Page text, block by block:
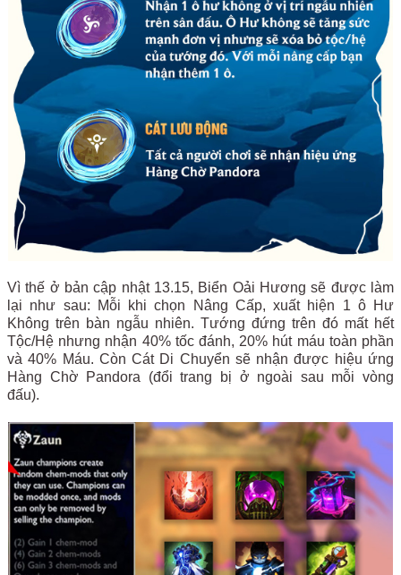
Vì thế ở bản cập nhật 13.15, Biển Oải Hương sẽ được làm
lại như sau: Mỗi khi chọn Nâng Cấp, xuất hiện 1 ô Hư
Không trên bàn ngẫu nhiên. Tướng đứng trên đó mất hết
Tộc/Hệ nhưng nhận 40% tốc đánh, 20% hút máu toàn phần
và 40% Máu. Còn Cát Di Chuyển sẽ nhận được hiệu ứng
Hàng Chờ Pandora (đổi trang bị ở ngoài sau mỗi vòng
đấu).